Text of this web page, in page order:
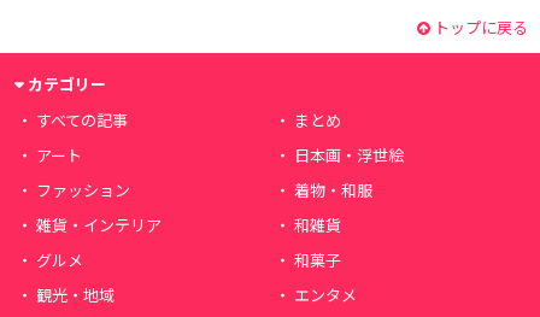
トップに戻る
カテゴリー
すべての記事
まとめ
アート
日本画・浮世絵
ファッション
着物・和服
雑貨・インテリア
和雑貨
グルメ
和菓子
観光・地域
エンタメ